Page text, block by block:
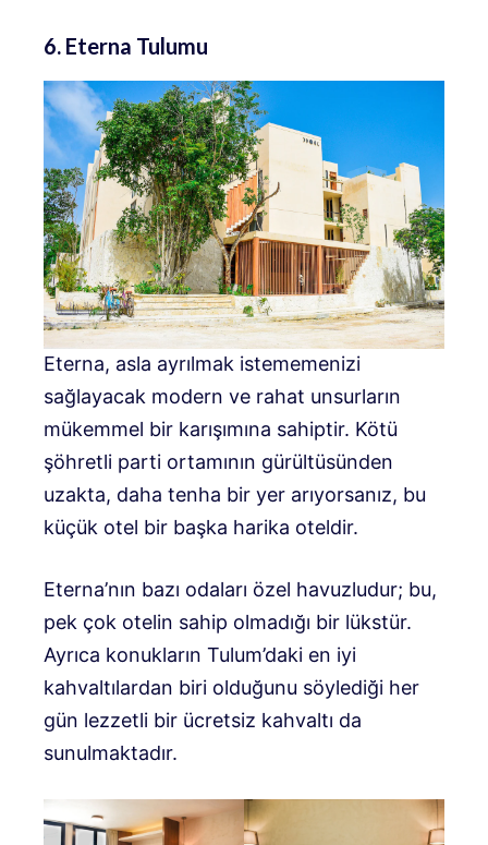
6. Eterna Tulumu
Eterna, asla ayrılmak istememenizi
sağlayacak modern ve rahat unsurların
mükemmel bir karışımına sahiptir. Kötü
şöhretli parti ortamının gürültüsünden
uzakta, daha tenha bir yer arıyorsanız, bu
küçük otel bir başka harika oteldir.
Eterna’nın bazı odaları özel havuzludur; bu,
pek çok otelin sahip olmadığı bir lükstür.
Ayrıca konukların Tulum’daki en iyi
kahvaltılardan biri olduğunu söylediği her
gün lezzetli bir ücretsiz kahvaltı da
sunulmaktadır.